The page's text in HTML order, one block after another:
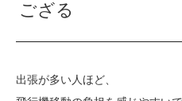
ござる
出張が多い人ほど、